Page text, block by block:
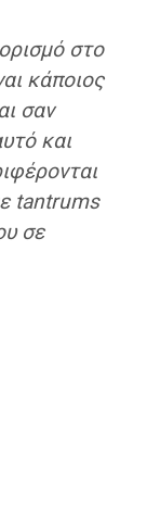
στο
κάποιος
σαν
και
tantrums
σε